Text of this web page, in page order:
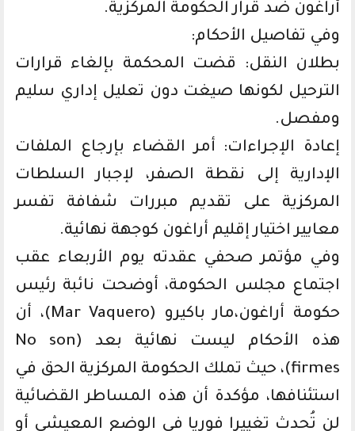
أراغون ضد قرار الحكومة المركزية.
وفي تفاصيل الأحكام:
بطلان النقل: قضت المحكمة بإلغاء قرارات
الترحيل لكونها صيغت دون تعليل إداري سليم
ومفصل.
إعادة الإجراءات: أمر القضاء بإرجاع الملفات
الإدارية إلى نقطة الصفر، لإجبار السلطات
المركزية على تقديم مبررات شفافة تفسر
معايير اختيار إقليم أراغون كوجهة نهائية.
وفي مؤتمر صحفي عقدته يوم الأربعاء عقب
اجتماع مجلس الحكومة، أوضحت نائبة رئيس
حكومة أراغون،مار باكيرو (Mar Vaquero)، أن
هذه الأحكام ليست نهائية بعد (No son
firmes)، حيث تملك الحكومة المركزية الحق في
استئنافها، مؤكدة أن هذه المساطر القضائية
لن تُحدث تغييرا فوريا في الوضع المعيشي أو